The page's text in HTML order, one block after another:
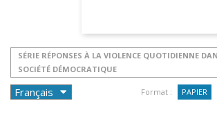
SÉRIE RÉPONSES À LA VIOLENCE QUOTIDIENNE
SOCIÉTÉ DÉMOCRATIQUE
Format : PAPIER